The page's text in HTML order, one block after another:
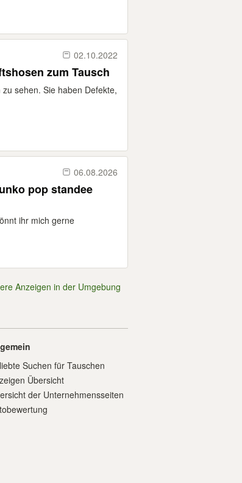
02.10.2022
zum Tausch
sehen. Sie haben Defekte,
06.08.2026
pop standee
ihr mich gerne
Anzeigen in der Umgebung
Suchen für Tauschen
Übersicht
der Unternehmensseiten